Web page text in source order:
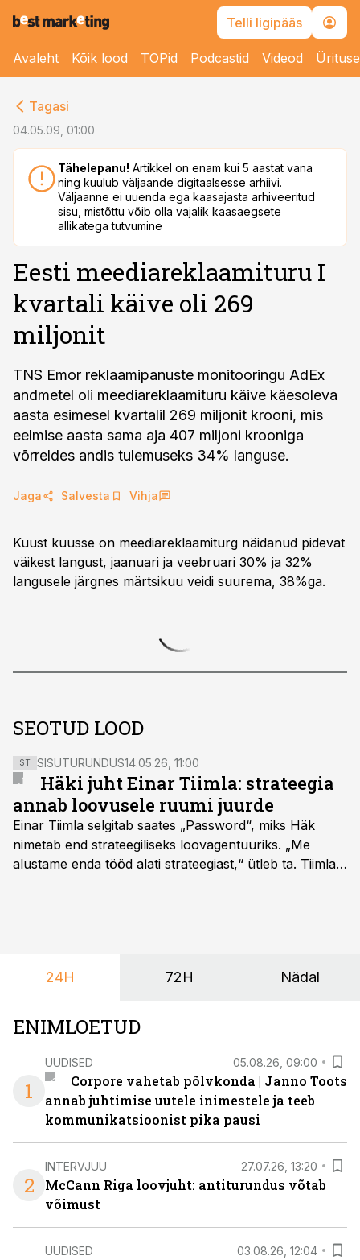
Telli ligipääs
Avaleht Kõik lood TOPid Podcastid Videod
Tagasi
04.05.09, 01:00
Tähelepanu! Artikkel on enam kui 5 aastat vana
ning kuulub väljaande digitaalsesse arhiivi.
Väljaanne ei uuenda ega kaasajasta arhiveeritud
sisu, mistõttu võib olla vajalik kaasaegsete
allikatega tutvumine
Eesti meediareklaamituru I
kvartali käive oli 269
miljonit
TNS Emor reklaamipanuste monitooringu AdEx
andmetel oli meediareklaamituru käive käesoleva
aasta esimesel kvartalil 269 miljonit krooni, mis
eelmise aasta sama aja 407 miljoni krooniga
võrreldes andis tulemuseks 34% languse.
Jaga Salvesta Vihja
Kuust kuusse on meediareklaamiturg näidanud pidevat
väikest langust, jaanuari ja veebruari 30% ja 32%
langusele järgnes märtsikuu veidi suurema, 38%ga.
SEOTUD LOOD
ST SISUTURUNDUS14.05.26, 11:00
Häki juht Einar Tiimla: strateegia
annab loovusele ruumi juurde
Einar Tiimla selgitab saates „Password“, miks Häk
nimetab end strateegiliseks loovagentuuriks. „Me
alustame enda tööd alati strateegiast,“ ütleb ta. Tiimla
24H 72H Nädal
ENIMLOETUD
1
UUDISED 05.08.26, 09:00
Corpore vahetab põlvkonda | Janno Toots
annab juhtimise uutele inimestele ja teeb
kommunikatsioonist pika pausi
2
INTERVJUU 27.07.26, 13:20
McCann Riga loovjuht: antiturundus võtab
võimust
UUDISED 03.08.26, 12:04